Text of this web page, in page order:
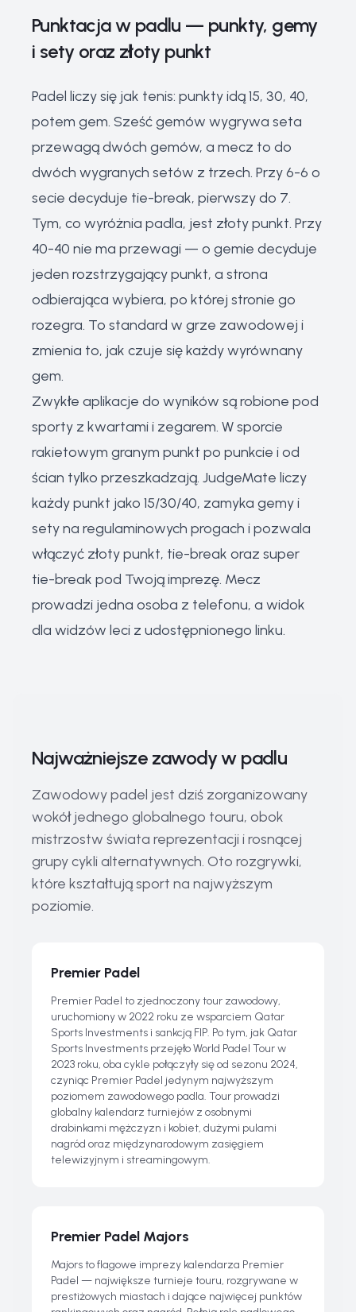
Punktacja w padlu — punkty, gemy
i sety oraz złoty punkt
Padel liczy się jak tenis: punkty idą 15, 30, 40,
potem gem. Sześć gemów wygrywa seta
przewagą dwóch gemów, a mecz to do
dwóch wygranych setów z trzech. Przy 6-6 o
secie decyduje tie-break, pierwszy do 7.
Tym, co wyróżnia padla, jest złoty punkt. Przy
40-40 nie ma przewagi — o gemie decyduje
jeden rozstrzygający punkt, a strona
odbierająca wybiera, po której stronie go
rozegra. To standard w grze zawodowej i
zmienia to, jak czuje się każdy wyrównany
gem.
Zwykłe aplikacje do wyników są robione pod
sporty z kwartami i zegarem. W sporcie
rakietowym granym punkt po punkcie i od
ścian tylko przeszkadzają. JudgeMate liczy
każdy punkt jako 15/30/40, zamyka gemy i
sety na regulaminowych progach i pozwala
włączyć złoty punkt, tie-break oraz super
tie-break pod Twoją imprezę. Mecz
prowadzi jedna osoba z telefonu, a widok
dla widzów leci z udostępnionego linku.
Najważniejsze zawody w padlu
Zawodowy padel jest dziś zorganizowany
wokół jednego globalnego touru, obok
mistrzostw świata reprezentacji i rosnącej
grupy cykli alternatywnych. Oto rozgrywki,
które kształtują sport na najwyższym
poziomie.
Premier Padel
Premier Padel to zjednoczony tour zawodowy,
uruchomiony w 2022 roku ze wsparciem Qatar
Sports Investments i sankcją FIP. Po tym, jak Qatar
Sports Investments przejęło World Padel Tour w
2023 roku, oba cykle połączyły się od sezonu 2024,
czyniąc Premier Padel jedynym najwyższym
poziomem zawodowego padla. Tour prowadzi
globalny kalendarz turniejów z osobnymi
drabinkami mężczyzn i kobiet, dużymi pulami
nagród oraz międzynarodowym zasięgiem
telewizyjnym i streamingowym.
Premier Padel Majors
Majors to flagowe imprezy kalendarza Premier
Padel — największe turnieje touru, rozgrywane w
prestiżowych miastach i dające najwięcej punktów